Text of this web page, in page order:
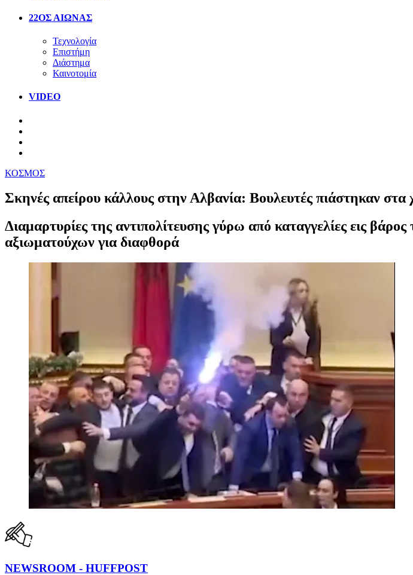
22ΟΣ ΑΙΩΝΑΣ
Τεχνολογία
Επιστήμη
Διάστημα
Καινοτομία
VIDEO
ΚΟΣΜΟΣ
Σκηνές απείρου κάλλους στην Αλβανία: Βουλευτές πιάστηκαν στα
Διαμαρτυρίες της αντιπολίτευσης γύρω από καταγγελίες εις
αξιωματούχων για διαφθορά
NEWSROOM - HUFFPOST